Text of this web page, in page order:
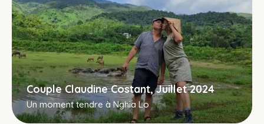
Couple Claudine Costant, Juillet 2024
Un moment tendre à Nghia Lo